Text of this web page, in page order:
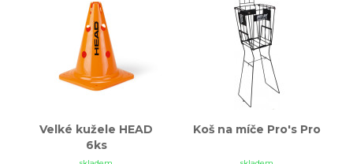
Velké kužele HEAD
6ks
Koš na míče Pro's Pro